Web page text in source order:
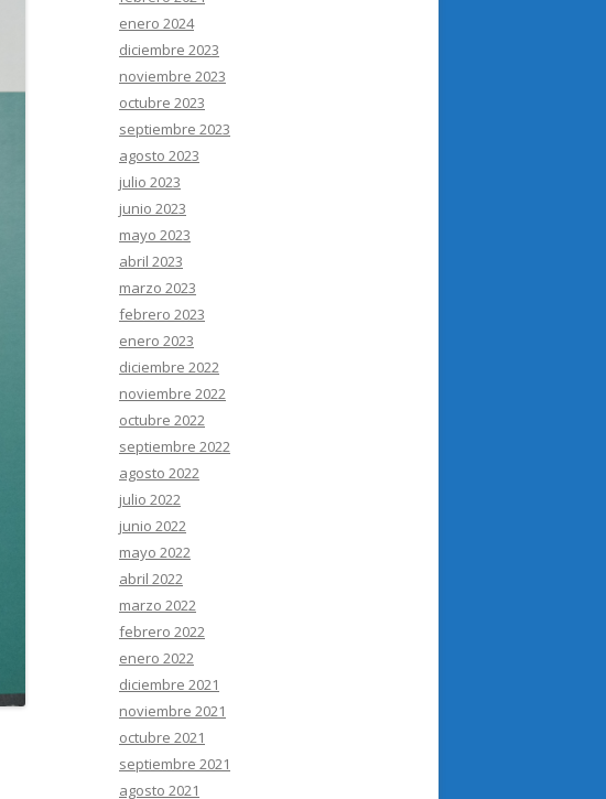
enero 2024
diciembre 2023
noviembre 2023
octubre 2023
septiembre 2023
agosto 2023
julio 2023
junio 2023
mayo 2023
abril 2023
marzo 2023
febrero 2023
enero 2023
diciembre 2022
noviembre 2022
octubre 2022
septiembre 2022
agosto 2022
julio 2022
junio 2022
mayo 2022
abril 2022
marzo 2022
febrero 2022
enero 2022
diciembre 2021
noviembre 2021
octubre 2021
septiembre 2021
agosto 2021